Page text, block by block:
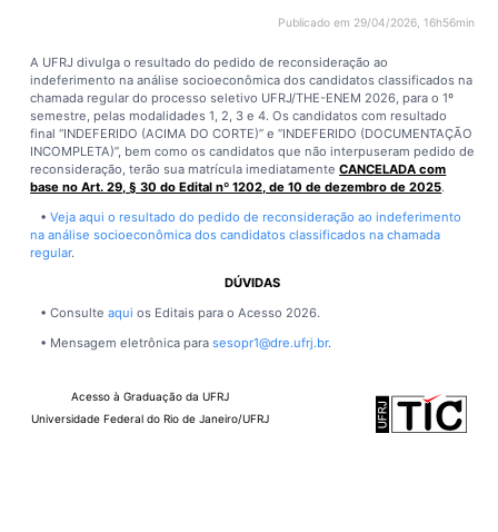
Publicado em 29/04/2026, 16h56min
A UFRJ divulga o resultado do pedido de reconsideração ao
indeferimento na análise socioeconômica dos candidatos classificados na
chamada regular do processo seletivo UFRJ/THE-ENEM 2026, para o 1º
semestre, pelas modalidades 1, 2, 3 e 4. Os candidatos com resultado
final “INDEFERIDO (ACIMA DO CORTE)” e “INDEFERIDO (DOCUMENTAÇÃO
INCOMPLETA)”, bem como os candidatos que não interpuseram pedido de
reconsideração, terão sua matrícula imediatamenteCANCELADA com
base no Art. 29, § 30 do Edital nº 1202, de 10 de dezembro de 2025.
•Veja aqui o resultado do pedido de reconsideração ao indeferimento
na análise socioeconômica dos candidatos classificados na chamada
regular.
DÚVIDAS
• Consulteaqui os Editais para o Acesso 2026.
• Mensagem eletrônica parasesopr1@dre.ufrj.br.
Acesso à Graduação da UFRJ
Universidade Federal do Rio de Janeiro/UFRJ